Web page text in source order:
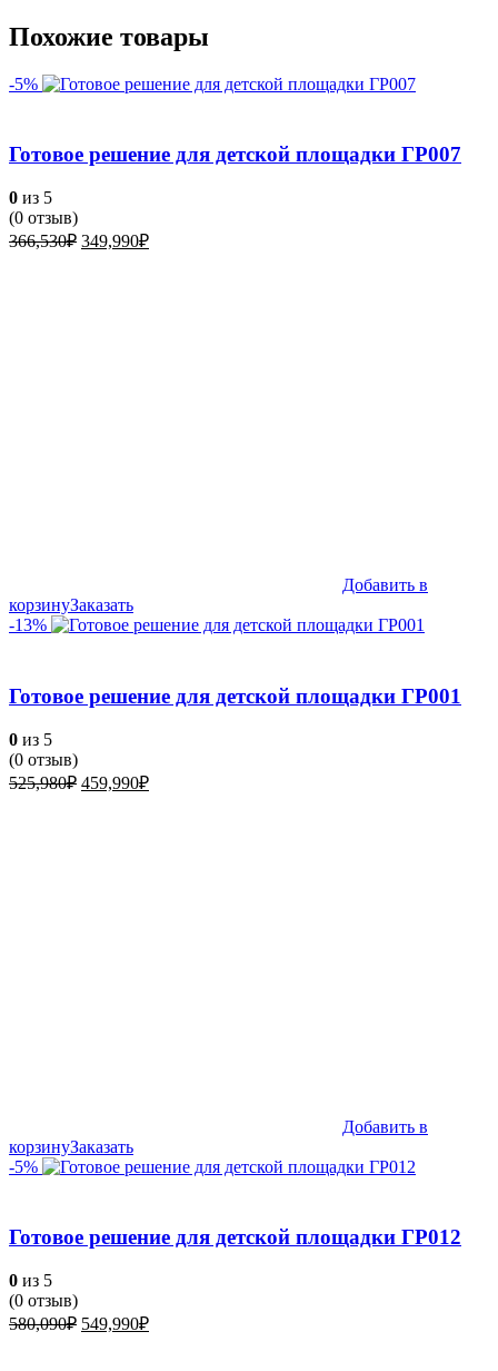
Похожие товары
-5%
Готовое решение для детской площадки ГР007
0 из 5
(0 отзыв)
366,530₽ Первоначальная
349,990₽Текущая
Добавить в
корзинуЗаказать
-13%
Готовое решение для детской площадки ГР001
0 из 5
(0 отзыв)
525,980₽ Первоначальная
459,990₽Текущая
Добавить в
корзинуЗаказать
-5%
Готовое решение для детской площадки ГР012
0 из 5
(0 отзыв)
580,090₽ Первоначальная
549,990₽Текущая